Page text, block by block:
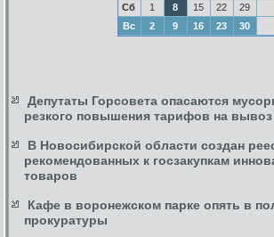
Сб
1 8 15 22
29
Вс
2 9 16 23 30
Депутаты Горсовета опасаются
резкого повышения тарифов на
В Новосибирской области создан
рекомендованных к госзакупкам
товаров
Кафе в воронежском парке опять в
прокуратуры